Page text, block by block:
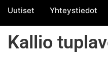
Uutiset Yhteystiedot
Kallio